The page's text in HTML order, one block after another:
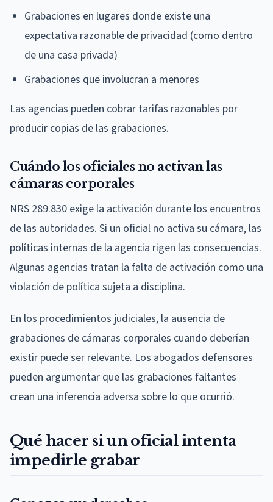
Grabaciones en lugares donde existe una
expectativa razonable de privacidad (como dentro
de una casa privada)
Grabaciones que involucran a menores
Las agencias pueden cobrar tarifas razonables por
producir copias de las grabaciones.
Cuándo los oficiales no activan las
cámaras corporales
NRS 289.830 exige la activación durante los encuentros
de las autoridades. Si un oficial no activa su cámara, las
políticas internas de la agencia rigen las consecuencias.
Algunas agencias tratan la falta de activación como una
violación de política sujeta a disciplina.
En los procedimientos judiciales, la ausencia de
grabaciones de cámaras corporales cuando deberían
existir puede ser relevante. Los abogados defensores
pueden argumentar que las grabaciones faltantes
crean una inferencia adversa sobre lo que ocurrió.
Qué hacer si un oficial intenta
impedirle grabar